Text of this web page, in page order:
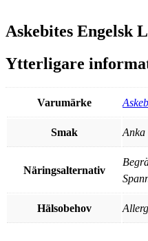
Askebites Engelsk
Ytterligare
Varumärke
Smak Anka
Näringsalternativ
Hälsobehov